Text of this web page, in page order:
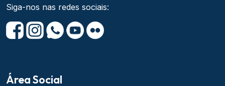
Siga-nos nas redes sociais:
Área Social